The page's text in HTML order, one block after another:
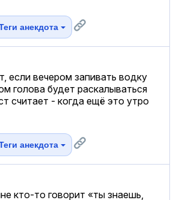
анекдота
если вечером запивать водку
голова будет раскалываться
считает - когда ещё это утро
анекдота
кто-то говорит «ты знаешь,